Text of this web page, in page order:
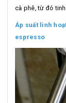
cà phê, từ đó
Áp suất linh
espresso